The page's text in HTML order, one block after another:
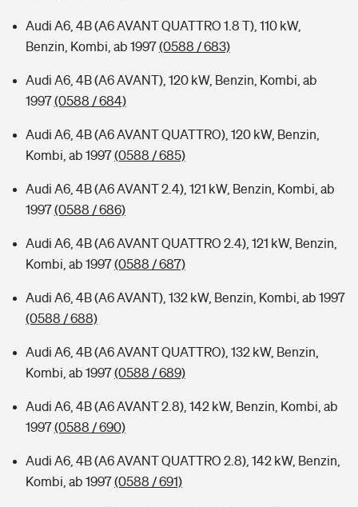
Audi A6, 4B (A6 AVANT QUATTRO 1.8 T), 110 kW,
Benzin, Kombi, ab 1997(0588 / 683)
Audi A6, 4B (A6 AVANT), 120 kW, Benzin, Kombi, ab
1997(0588 / 684)
Audi A6, 4B (A6 AVANT QUATTRO), 120 kW, Benzin,
Kombi, ab 1997(0588 / 685)
Audi A6, 4B (A6 AVANT 2.4), 121 kW, Benzin, Kombi, ab
1997(0588 / 686)
Audi A6, 4B (A6 AVANT QUATTRO 2.4), 121 kW, Benzin,
Kombi, ab 1997(0588 / 687)
Audi A6, 4B (A6 AVANT), 132 kW, Benzin, Kombi, ab 1997
(0588 / 688)
Audi A6, 4B (A6 AVANT QUATTRO), 132 kW, Benzin,
Kombi, ab 1997(0588 / 689)
Audi A6, 4B (A6 AVANT 2.8), 142 kW, Benzin, Kombi, ab
1997(0588 / 690)
Audi A6, 4B (A6 AVANT QUATTRO 2.8), 142 kW, Benzin,
Kombi, ab 1997(0588 / 691)